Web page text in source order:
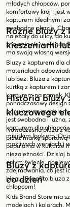
młodych chłopców,
komfortowy krój i jest
kapturem idealnymi
swobodne okazje.
należały do ulicy, do
znalazła się w
ma swoją własną
Różne bluzy z
kieszeniami
Bluzy z kapturem dla
materiałach
lub bez. Bluza z
kurtką z kapturem i
kapturem na zamek.
ponadczasowy design
popularnym modelem
jest swobodna i luźna,
kapturem dla
miejskim lookiem.
możliwych wersjach i
Historia bluzy
kluczowego
Nowoczesna bluza z
przez markę sportową
popularna w kulturze
niezależności. Dzisiaj
całym świecie,
zdejmowania, co jest
biegu. Ponadto bluza
chłopcom!
Bluzy z
co dzień
Kids Brand Store ma
modelach i kolorach.